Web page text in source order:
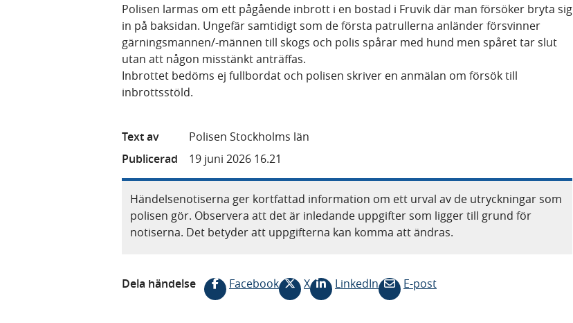
Polisen larmas om ett pågående inbrott i en bostad i Fruvik där man försöker bryta sig
in på baksidan. Ungefär samtidigt som de första patrullerna anländer försvinner
gärningsmannen/-männen till skogs och polis spårar med hund men spåret tar slut
utan att någon misstänkt anträffas.
Inbrottet bedöms ej fullbordat och polisen skriver en anmälan om försök till
inbrottsstöld.
Text av
Polisen Stockholms län
Publicerad
19 juni 2026 16.21
Händelsenotiserna ger kortfattad information om ett urval av de utryckningar som
polisen gör. Observera att det är inledande uppgifter som ligger till grund för
notiserna. Det betyder att uppgifterna kan komma att ändras.
Dela händelse Facebook X LinkedIn E-post